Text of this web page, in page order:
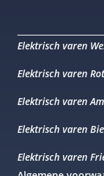
Elektrisch varen
Elektrisch varen
Elektrisch varen
Elektrisch varen
Elektrisch varen